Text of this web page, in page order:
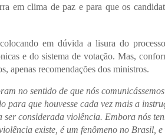
em clima de paz e para que os
em dúvida a lisura do
e do sistema de votação. Mas,
apenas recomendações dos ministros.
no sentido de que nós
para que houvesse cada vez mais a
ser considerada violência. Embora nós
existe, é um fenômeno no Brasil,